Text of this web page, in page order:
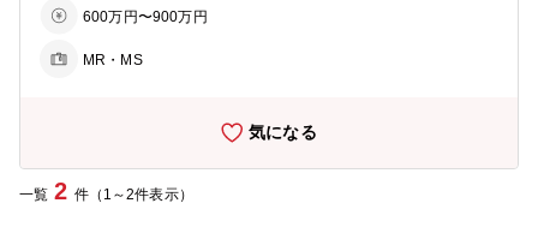
れた製品戦略と、エリアマーケティングで得られた結果をもとに、売
ジメント層とMRに説明と実行計画への落とし込み ■実行計画のKPI・
■上記を通じて、販売目標の達成に導く
600万円〜900万円
MR・MS
気になる
一覧 2 件（1～2件表示）